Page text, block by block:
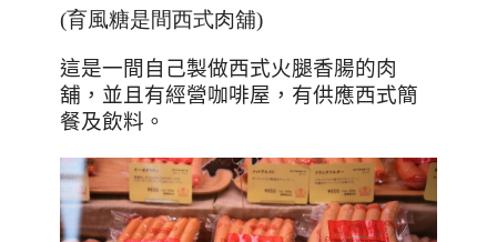
(育風糖是間西式肉舖)
這是一間自己製做西式火腿香腸的肉
舖，並且有經營咖啡屋，有供應西式簡
餐及飲料。